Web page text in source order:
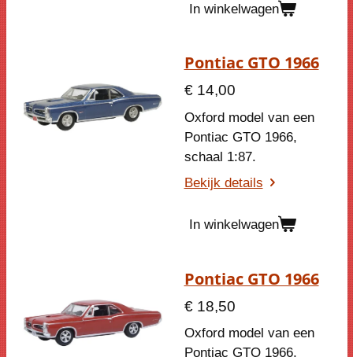
In winkelwagen
Pontiac GTO 1966
€ 14,00
Oxford model van een
Pontiac GTO 1966,
schaal 1:87.
Bekijk details
In winkelwagen
Pontiac GTO 1966
€ 18,50
Oxford model van een
Pontiac GTO 1966,